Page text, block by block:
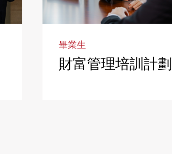
畢業生
財富管理培訓計劃